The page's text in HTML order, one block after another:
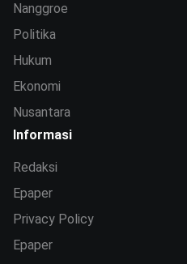
Nanggroe
Politika
Hukum
Ekonomi
Nusantara
Informasi
Redaksi
Epaper
Privacy Policy
Epaper